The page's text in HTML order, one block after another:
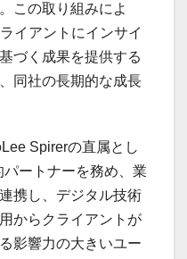
この取り組みによ
イアントにインサイ
づく成果を提供する
同社の長期的な成長
Spirerの直属とし
ートナーを務め、業
携し、デジタル技術
からクライアントが
影響力の大きいユー